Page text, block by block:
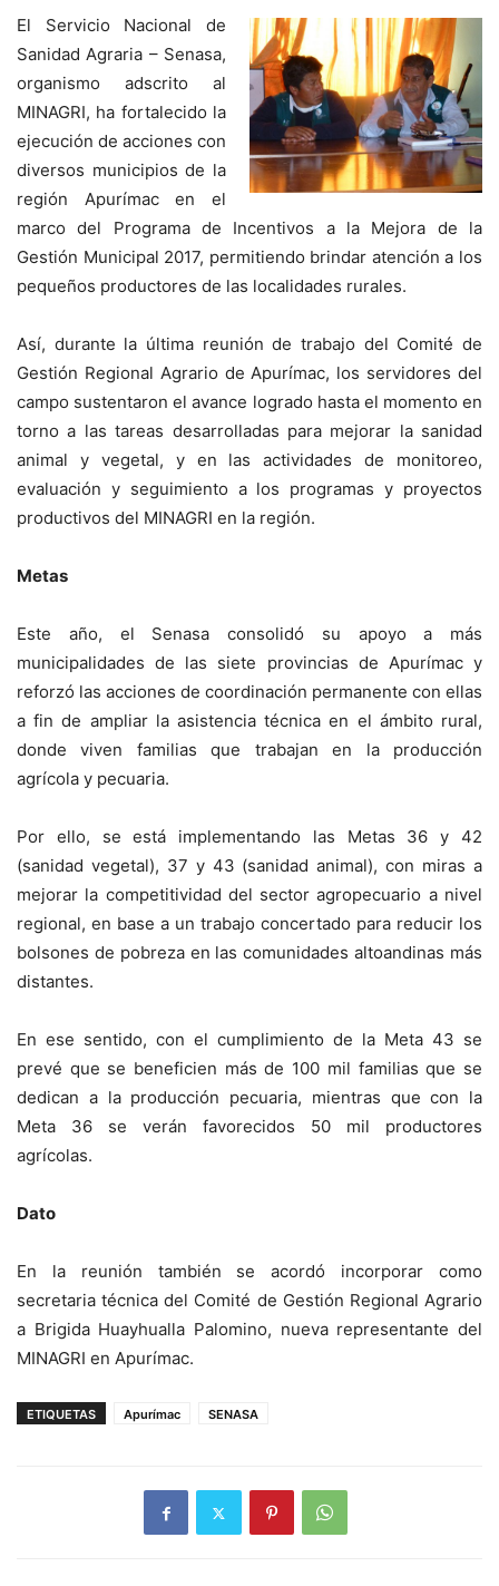
El Servicio Nacional de
Sanidad Agraria – Senasa,
organismo adscrito al
MINAGRI, ha fortalecido la
ejecución de acciones con
diversos municipios de la
región Apurímac en el
marco del Programa de Incentivos a la Mejora de la
Gestión Municipal 2017, permitiendo brindar atención a los
pequeños productores de las localidades rurales.
Así, durante la última reunión de trabajo del Comité de
Gestión Regional Agrario de Apurímac, los servidores del
campo sustentaron el avance logrado hasta el momento en
torno a las tareas desarrolladas para mejorar la sanidad
animal y vegetal, y en las actividades de monitoreo,
evaluación y seguimiento a los programas y proyectos
productivos del MINAGRI en la región.
Metas
Este año, el Senasa consolidó su apoyo a más
municipalidades de las siete provincias de Apurímac y
reforzó las acciones de coordinación permanente con ellas
a fin de ampliar la asistencia técnica en el ámbito rural,
donde viven familias que trabajan en la producción
agrícola y pecuaria.
Por ello, se está implementando las Metas 36 y 42
(sanidad vegetal), 37 y 43 (sanidad animal), con miras a
mejorar la competitividad del sector agropecuario a nivel
regional, en base a un trabajo concertado para reducir los
bolsones de pobreza en las comunidades altoandinas más
distantes.
En ese sentido, con el cumplimiento de la Meta 43 se
prevé que se beneficien más de 100 mil familias que se
dedican a la producción pecuaria, mientras que con la
Meta 36 se verán favorecidos 50 mil productores
agrícolas.
Dato
En la reunión también se acordó incorporar como
secretaria técnica del Comité de Gestión Regional Agrario
a Brigida Huayhualla Palomino, nueva representante del
MINAGRI en Apurímac.
ETIQUETAS Apurímac SENASA